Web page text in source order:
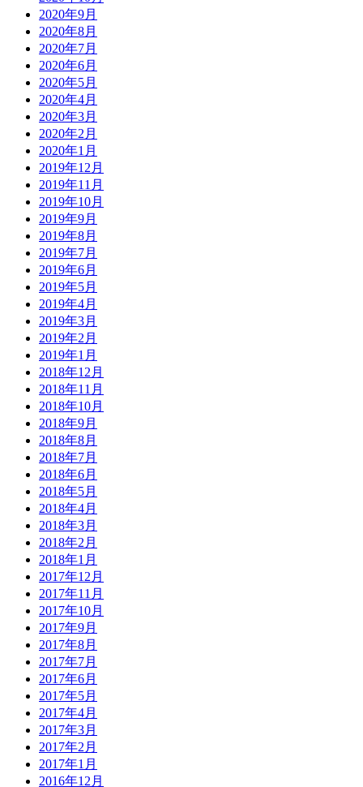
2020年9月
2020年8月
2020年7月
2020年6月
2020年5月
2020年4月
2020年3月
2020年2月
2020年1月
2019年12月
2019年11月
2019年10月
2019年9月
2019年8月
2019年7月
2019年6月
2019年5月
2019年4月
2019年3月
2019年2月
2019年1月
2018年12月
2018年11月
2018年10月
2018年9月
2018年8月
2018年7月
2018年6月
2018年5月
2018年4月
2018年3月
2018年2月
2018年1月
2017年12月
2017年11月
2017年10月
2017年9月
2017年8月
2017年7月
2017年6月
2017年5月
2017年4月
2017年3月
2017年2月
2017年1月
2016年12月